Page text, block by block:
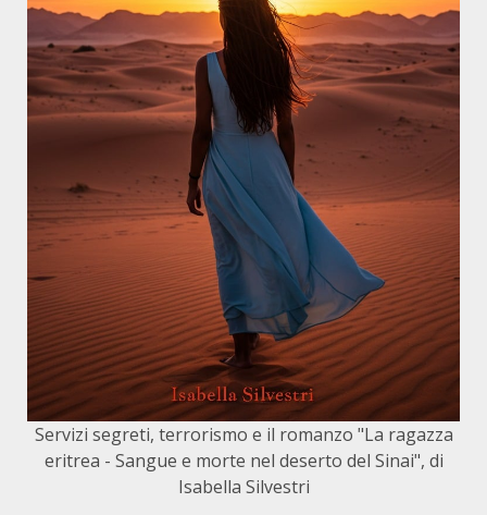
Servizi segreti, terrorismo e il romanzo "La ragazza
eritrea - Sangue e morte nel deserto del Sinai", di
Isabella Silvestri